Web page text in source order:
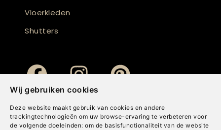
Wij gebruiken cookies
Deze website maakt gebruik van cookies en andere
trackingtechnologieën om uw browse-ervaring te verbeteren voor
de volgende doeleinden: om de basisfunctionaliteit van de website
Vloerkleden
Shutters